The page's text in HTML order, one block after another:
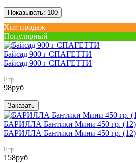
Показывать: 100
Хит продаж
Популярный
Байсад 900 г СПАГЕТТИ
Байсад 900 г СПАГЕТТИ
0 гр.
98руб
Заказать
БАРИЛЛА Бантики Мини 450 гр. (12)
БАРИЛЛА Бантики Мини 450 гр. (12)
0 гр.
158руб